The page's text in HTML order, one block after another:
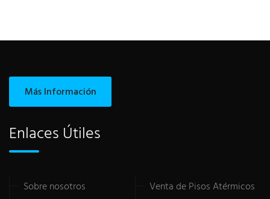
Más Información
Enlaces Útiles
Sobre nosotros
Venta de Pisos Atérmicos